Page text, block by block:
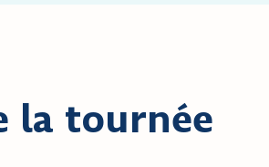
la tournée